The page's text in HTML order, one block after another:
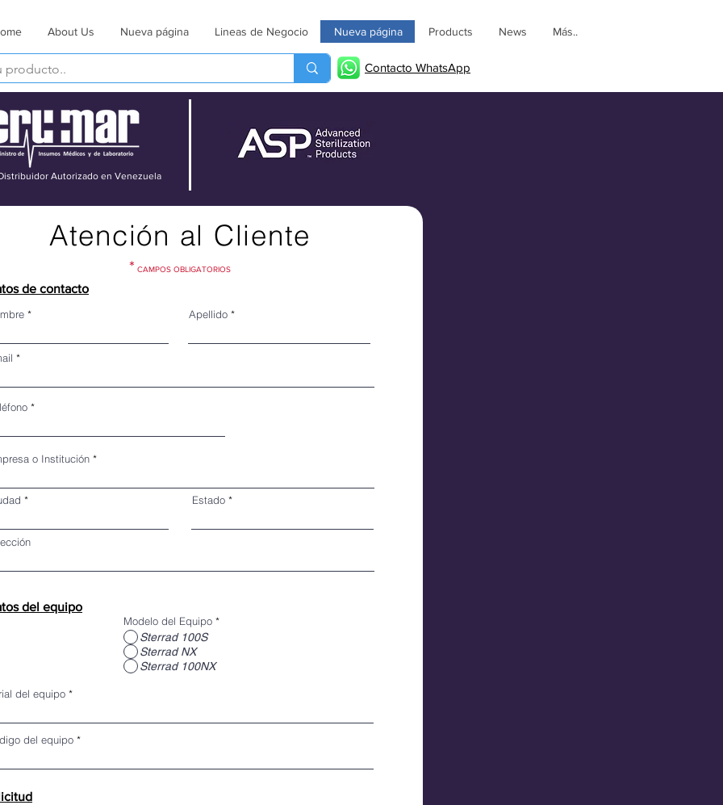
About Us Nueva página Lineas de Negocio Nueva página Products News Más..
Contacto WhatsApp
Autorizado en Venezuela
Atención al Cliente
* CAMPOS OBLIGATORIOS
de contacto
Apellido
o Institución
Estado
del equipo
Modelo del Equipo *
Sterrad 100S
Sterrad NX
Sterrad 100NX
del equipo
del equipo